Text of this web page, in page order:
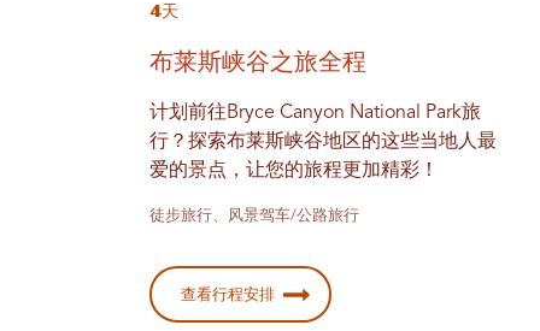
4天
布莱斯峡谷之旅全程
计划前往Bryce Canyon National Park旅
行？探索布莱斯峡谷地区的这些当地人最
爱的景点，让您的旅程更加精彩！
徒步旅行、风景驾车/公路旅行
查看行程安排